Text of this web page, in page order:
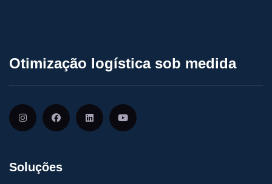
Otimização logística sob medida
Soluções